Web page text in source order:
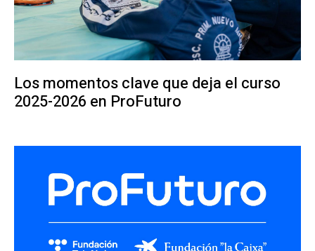
Los momentos clave que deja el curso
2025-2026 en ProFuturo